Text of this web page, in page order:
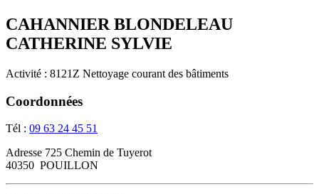
CAHANNIER BLONDELEAU
CATHERINE SYLVIE
Activité : 8121Z Nettoyage courant des bâtiments
Coordonnées
Tél : 09 63 24 45 51
Adresse 725 Chemin de Tuyerot
40350 POUILLON